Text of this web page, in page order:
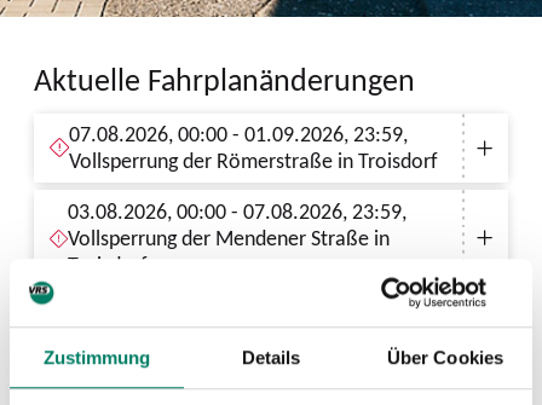
Zustimmung Details Über Cookies
Aktuelle Fahrplanänderungen
07.08.2026, 00:00 - 01.09.2026, 23:59,
Vollsperrung der Römerstraße in Troisdorf
03.08.2026, 00:00 - 07.08.2026, 23:59,
Vollsperrung der Mendener Straße in
Troisdorf
Download